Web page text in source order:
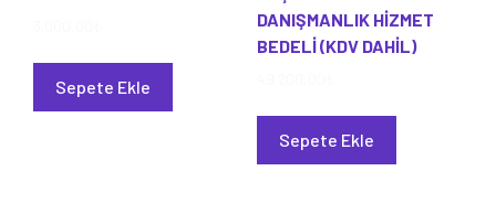
Sepete Ekle
DANIŞMANLIK HİZMET
BEDELİ (KDV DAHİL)
Sepete Ekle